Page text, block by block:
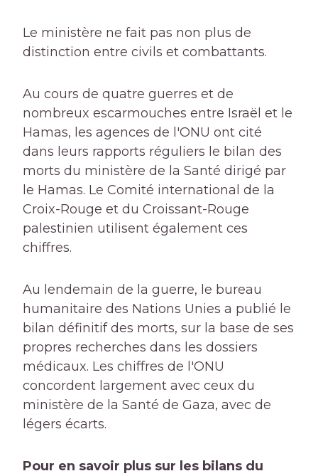
Le ministère ne fait pas non plus de
distinction entre civils et combattants.
Au cours de quatre guerres et de
nombreux escarmouches entre Israël et le
Hamas, les agences de l'ONU ont cité
dans leurs rapports réguliers le bilan des
morts du ministère de la Santé dirigé par
le Hamas. Le Comité international de la
Croix-Rouge et du Croissant-Rouge
palestinien utilisent également ces
chiffres.
Au lendemain de la guerre, le bureau
humanitaire des Nations Unies a publié le
bilan définitif des morts, sur la base de ses
propres recherches dans les dossiers
médicaux. Les chiffres de l'ONU
concordent largement avec ceux du
ministère de la Santé de Gaza, avec de
légers écarts.
Pour en savoir plus sur les bilans du